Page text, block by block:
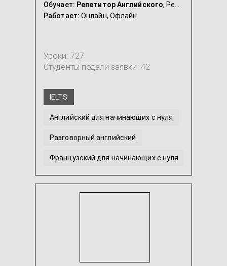
Обучает: Репетитор Английского, Репетитор Французского
Работает: Онлайн, Офлайн
Уроки: 727
Студенты подали заявки: 42
IELTS
Английский для начинающих с нуля
Разговорный английский
Французский для начинающих с нуля
ЗНО Английский